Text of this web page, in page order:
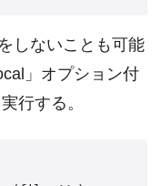
しないことも可能
」オプション付
行する。